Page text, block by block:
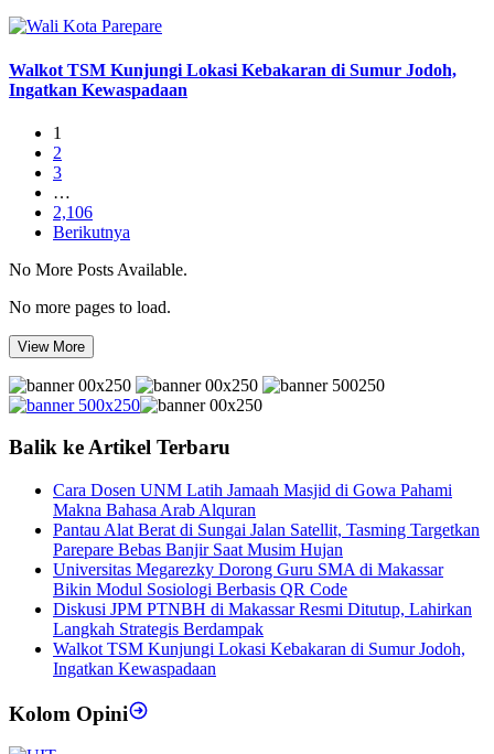
Walkot TSM Kunjungi Lokasi Kebakaran di Sumur Jodoh,
Ingatkan Kewaspadaan
1
2
3
…
2,106
Berikutnya
No More Posts Available.
No more pages to load.
View More
Balik ke Artikel Terbaru
Cara Dosen UNM Latih Jamaah Masjid di Gowa Pahami
Makna Bahasa Arab Alquran
Pantau Alat Berat di Sungai Jalan Satellit, Tasming Targetkan
Parepare Bebas Banjir Saat Musim Hujan
Universitas Megarezky Dorong Guru SMA di Makassar
Bikin Modul Sosiologi Berbasis QR Code
Diskusi JPM PTNBH di Makassar Resmi Ditutup, Lahirkan
Langkah Strategis Berdampak
Walkot TSM Kunjungi Lokasi Kebakaran di Sumur Jodoh,
Ingatkan Kewaspadaan
Kolom Opini